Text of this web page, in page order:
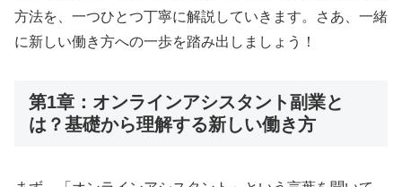
方法を、一つひとつ丁寧に解説していきます。さあ、一緒
に新しい働き方への一歩を踏み出しましょう！
第1章：オンラインアシスタント副業と
は？基礎から理解する新しい働き方